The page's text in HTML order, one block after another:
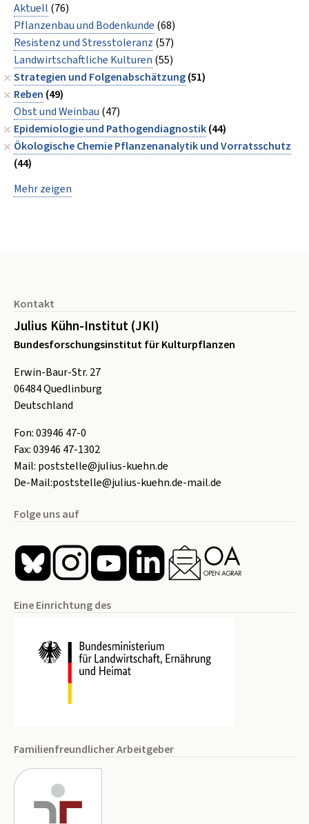
Aktuell (76)
Pflanzenbau und Bodenkunde (68)
Resistenz und Stresstoleranz (57)
Landwirtschaftliche Kulturen (55)
Strategien und Folgenabschätzung(51)
Reben (49)
Obst und Weinbau (47)
Epidemiologie und Pathogendiagnostik(44)
Ökologische Chemie Pflanzenanalytik und Vorratsschutz
(44)
Mehr zeigen
Kontakt
Julius Kühn-Institut (JKI)
Bundesforschungsinstitut für Kulturpflanzen
Erwin-Baur-Str. 27
06484Quedlinburg
Deutschland
Fon:03946 47-0
Fax:03946 47-1302
Mail: poststelle@julius-kuehn.de
De-Mail:poststelle@julius-kuehn.de-mail.de
Folge uns auf
Eine Einrichtung des
Familienfreundlicher Arbeitgeber